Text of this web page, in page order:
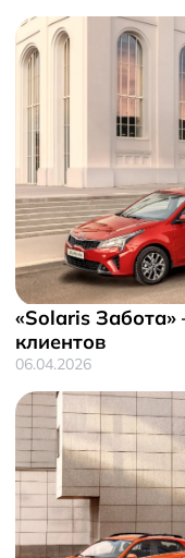
«Solaris
клиентов
06.04.2026